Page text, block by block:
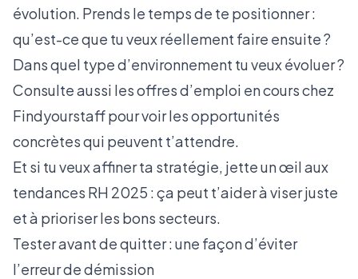
évolution. Prends le temps de te positionner :
qu’est-ce que tu veux réellement faire ensuite ?
Dans quel type d’environnement tu veux évoluer ?
Consulte aussi les offres d’emploi en cours chez
Findyourstaffpour voir les opportunités
concrètes qui peuvent t’attendre.
Et si tu veux affiner ta stratégie, jette un œil aux
tendances RH 2025 : ça peut t’aider à viser juste
et à prioriser les bons secteurs.
Tester avant de quitter : une façon d’éviter
l’erreur de démission